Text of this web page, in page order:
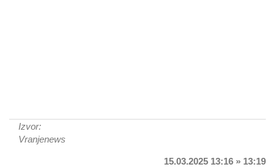
Izvor:
Vranjenews
15.03.2025 13:16 » 13:19